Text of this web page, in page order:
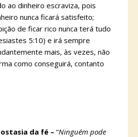
ao dinheiro escraviza, pois
nunca ficará satisfeito;
de ficar rico nunca terá tudo
5:10) e irá sempre
mais, às vezes, não
como conseguirá, contanto
da fé – “Ninguém pode